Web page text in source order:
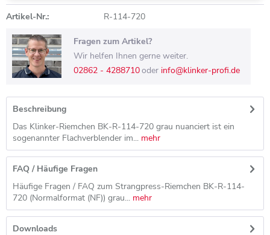
Artikel-Nr.: R-114-720
Fragen zum Artikel?
Wir helfen Ihnen gerne weiter.
02862 - 4288710oder info@klinker-profi.de
Beschreibung
Das Klinker-Riemchen BK-R-114-720 grau nuanciert ist ein
sogenannter Flachverblender im... mehr
FAQ / Häufige Fragen
Häufige Fragen / FAQ zum Strangpress-Riemchen BK-R-114-
720 (Normalformat (NF)) grau... mehr
Downloads